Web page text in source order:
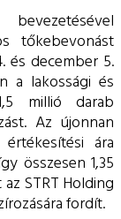
tőkebevonást
és december 5.
a lakossági és
millió darab
Az újonnan
ára
összesen 1,35
STRT Holding
fordít.